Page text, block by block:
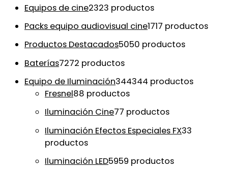
Equipos de cine2323 productos
Packs equipo audiovisual cine1717 productos
Productos Destacados5050 productos
Baterías7272 productos
Equipo de Iluminación344344 productos
Fresnel88 productos
Iluminación Cine77 productos
Iluminación Efectos Especiales FX33
productos
Iluminación LED5959 productos